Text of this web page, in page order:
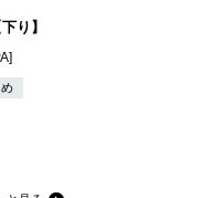
り】